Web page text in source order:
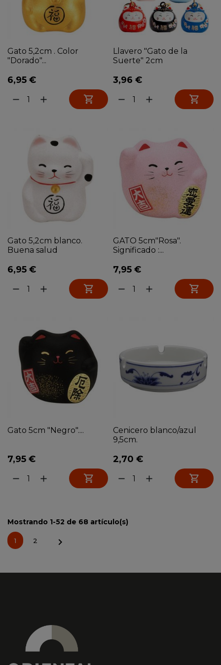
Gato 5,2cm . Color
"Dorado"...
6,95 €
remove add 
Llavero "Gato de la
Suerte" 2cm
3,96 €
remove add 
Gato 5,2cm blanco.
Buena salud
6,95 €
remove add 
GATO 5cm"Rosa".
Significado :...
7,95 €
remove add 
Gato 5cm "Negro"....
7,95 €
remove add 
Cenicero blanco/azul
9,5cm.
2,70 €
remove add 
Mostrando 1-52 de 68 artículo(s)
1 2 